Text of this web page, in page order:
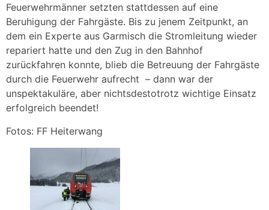
Feuerwehrmänner setzten stattdessen auf eine
Beruhigung der Fahrgäste. Bis zu jenem Zeitpunkt, an
dem ein Experte aus Garmisch die Stromleitung wieder
repariert hatte und den Zug in den Bahnhof
zurückfahren konnte, blieb die Betreuung der Fahrgäste
durch die Feuerwehr aufrecht – dann war der
unspektakuläre, aber nichtsdestotrotz wichtige Einsatz
erfolgreich beendet!
Fotos: FF Heiterwang